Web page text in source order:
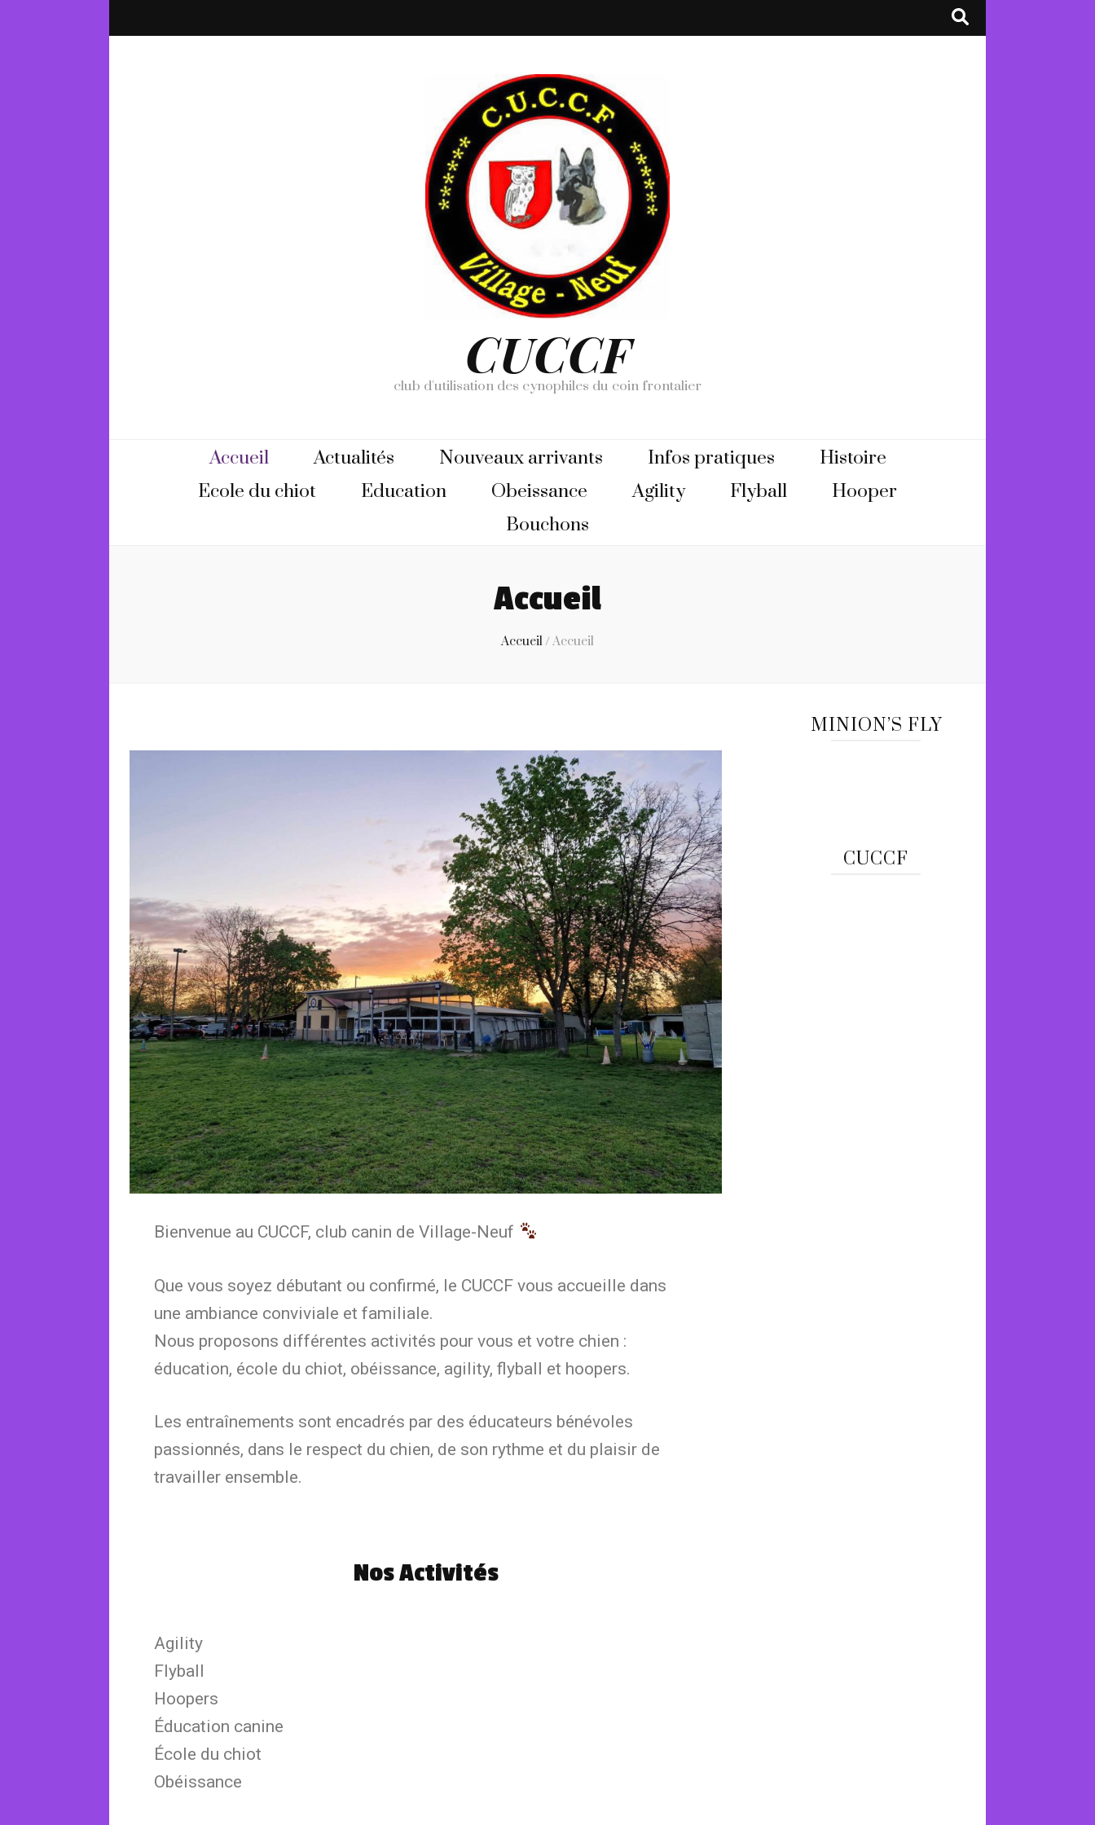
CUCCF
club d'utilisation des cynophiles du coin frontalier
Accueil Actualités Nouveaux arrivants Infos pratiques
Histoire
Ecole du chiot
Education Obeissance Agility Flyball
Hooper
Bouchons
Accueil
Accueil/ Accueil
Bienvenue au CUCCF, club canin de Village-Neuf
Que vous soyez débutant ou confirmé, le CUCCF vous accueille dans
une ambiance conviviale et familiale.
Nous proposons différentes activités pour vous et votre chien :
éducation, école du chiot, obéissance, agility, flyball et hoopers.
Les entraînements sont encadrés par des éducateurs bénévoles
passionnés, dans le respect du chien, de son rythme et du plaisir de
travailler ensemble.
Nos Activités
Agility
Flyball
Hoopers
Éducation canine
École du chiot
Obéissance
MINION’S FLY
CUCCF